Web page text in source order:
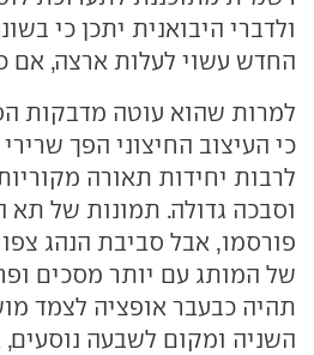
ולדברי היבואנית יתכן כי
החדש עשוי לעלות ארצה, אם
למרות שהוא עוטה מדבקות
כי העיצוב החיצוני הפך
לרבות יחידות תאורה
וסבכה גדולה. תמונות של תא
פורסמו, אבל סביבת הנהג
של המותג עם יותר מסכים
תהיה כבעבר אופציה לצמד
השניה ומקום לשבעה